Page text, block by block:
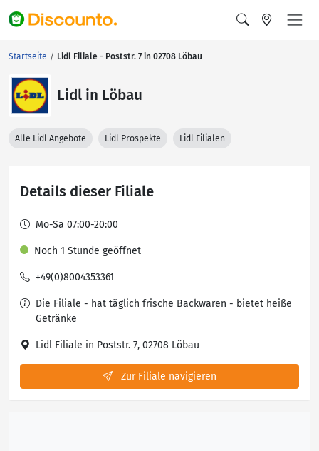
Startseite Lidl Filiale - Poststr. 7 in 02708 Löbau
Lidl in Löbau
Alle Lidl Angebote Lidl Prospekte Lidl Filialen
Details dieser Filiale
Mo-Sa 07:00-20:00
Noch 1 Stunde geöffnet
+49(0)8004353361
Die Filiale - hat täglich frische Backwaren - bietet heiße
Getränke
Lidl Filiale in Poststr. 7, 02708 Löbau
Zur Filiale navigieren